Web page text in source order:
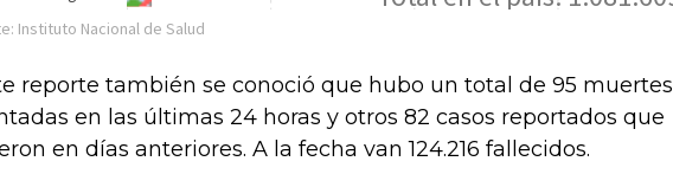
reporte también se conoció que hubo un total de 95 muertes
en las últimas 24 horas y otros 82 casos reportados que
en días anteriores. A la fecha van 124.216 fallecidos.